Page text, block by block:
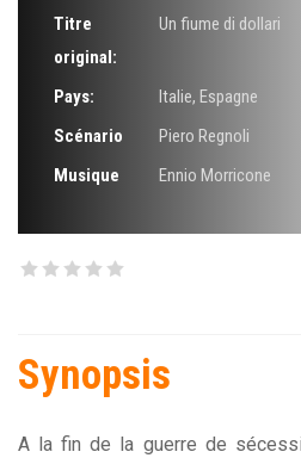
Titre
original:
Un fiume di dollari
Pays:
Italie, Espagne
Scénario
Piero Regnoli
Musique
Ennio Morricone
Synopsis
A la fin de la guerre de